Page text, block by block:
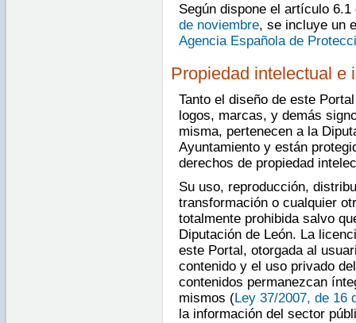
Según dispone el artículo
de noviembre, se incluye un
Agencia Española de
Propiedad intelectual e
Tanto el diseño de este
logos, marcas, y demás
misma, pertenecen a la
Ayuntamiento y están
derechos de propiedad
Su uso, reproducción,
transformación o cualquier
totalmente prohibida salvo
Diputación de León. La
este Portal, otorgada al
contenido y el uso privado
contenidos permanezcan
mismos (Ley 37/2007, de 16
la información del sector